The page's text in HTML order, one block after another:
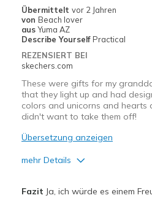
Sizing
Feels true to
View On Shoes
Übermittelt vor 2 Jahren
von Beach lover
aus Yuma AZ
Describe Yourself Practical
REZENSIERT BEI
skechers.com
These were gifts for my
that they light up and had
colors and unicorns and hearts
didn't want to take them off!
Übersetzung anzeigen
mehr Details
Fazit Ja, ich würde es einem